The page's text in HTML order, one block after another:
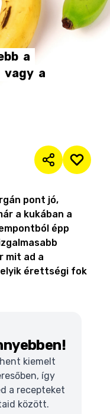
a
vagy a
pont jó,
a kukában a
épp
mit ad a
érettségi fok
kiemelt
így
a recepteket
között.